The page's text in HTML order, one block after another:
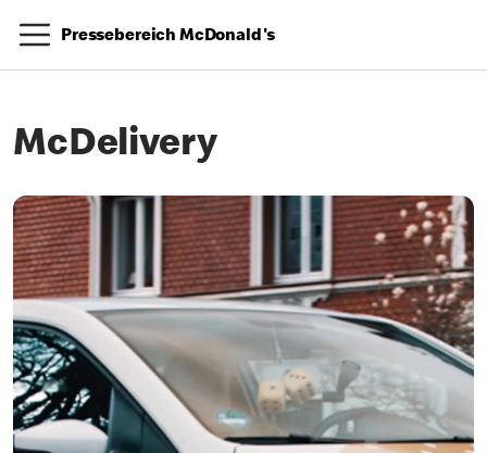
Pressebereich McDonald's
McDelivery